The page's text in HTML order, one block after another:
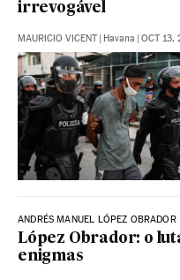
irrevogável
MAURICIO VICENT Havana OCT 13,
ANDRÉS MANUEL LÓPEZ OBRADOR
López Obrador: o
enigmas